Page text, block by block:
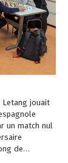
Letang jouait
un match nul
de…